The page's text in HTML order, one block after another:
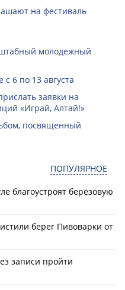
на фестиваль
молодежный
6 по 13 августа
заявки на
«Играй, Алтай!»
посвященный
ПОПУЛЯРНОЕ
благоустроят березовую
берег Пивоварки от
записи пройти